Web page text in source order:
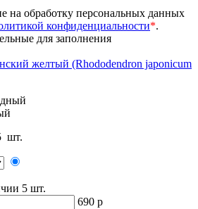
на обработку персональных данных
конфиденциальности*.
для заполнения
желтый (Rhododendron japonicum
шт.
5 шт.
690 р